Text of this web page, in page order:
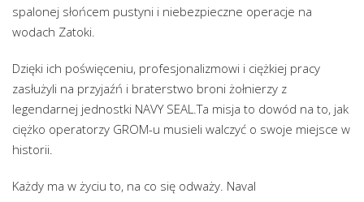
spalonej słońcem pustyni i niebezpieczne operacje na
wodach Zatoki.
Dzięki ich poświęceniu, profesjonalizmowi i ciężkiej pracy
zasłużyli na przyjaźń i braterstwo broni żołnierzy z
legendarnej jednostki NAVY SEAL.Ta misja to dowód na to, jak
ciężko operatorzy GROM-u musieli walczyć o swoje miejsce w
historii.
Każdy ma w życiu to, na co się odważy. Naval